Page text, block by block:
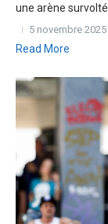
une arène
5 novembre 2025
Read More